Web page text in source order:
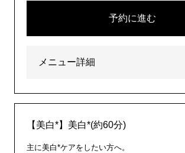
予約に進む
メニュー詳細
【美白*】美白*(約60分)
主に美白*ケアをしたい方へ。